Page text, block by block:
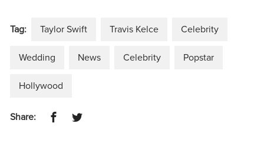
Tag: Taylor Swift Travis Kelce Celebrity
Wedding News Celebrity Popstar
Hollywood
Share: